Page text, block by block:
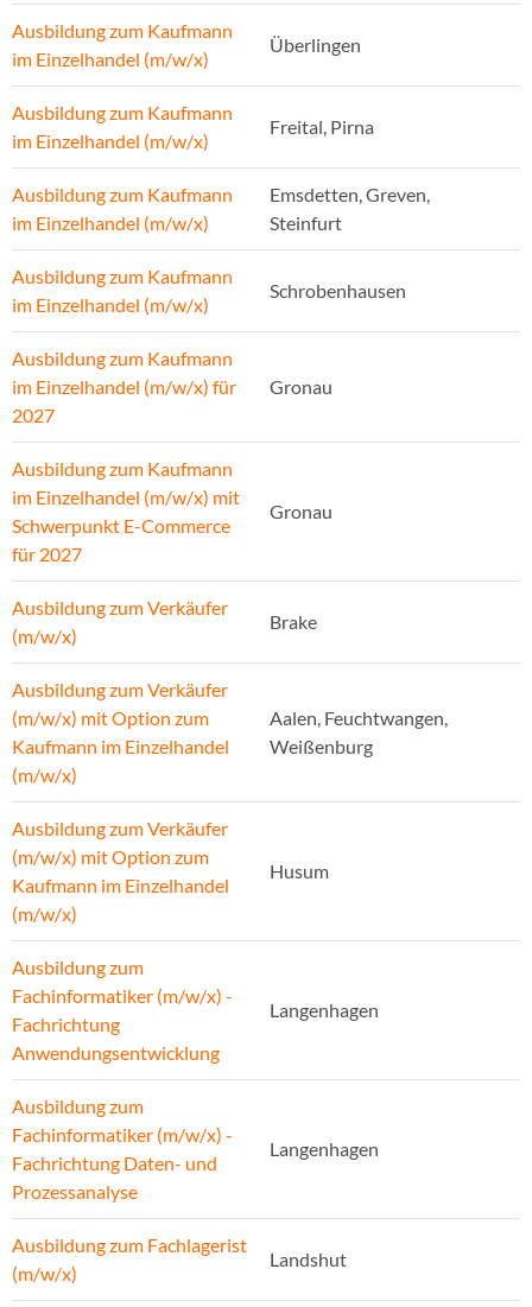
Ausbildung zum Kaufmann
im Einzelhandel (m/w/x)
Überlingen
Ausbildung zum Kaufmann
im Einzelhandel (m/w/x)
Freital, Pirna
Ausbildung zum Kaufmann
im Einzelhandel (m/w/x)
Emsdetten, Greven,
Steinfurt
Ausbildung zum Kaufmann
im Einzelhandel (m/w/x)
Schrobenhausen
Ausbildung zum Kaufmann
im Einzelhandel (m/w/x) für
2027
Gronau
Ausbildung zum Kaufmann
im Einzelhandel (m/w/x) mit
Schwerpunkt E-Commerce
für 2027
Gronau
Ausbildung zum Verkäufer
(m/w/x)
Brake
Ausbildung zum Verkäufer
(m/w/x) mit Option zum
Kaufmann im Einzelhandel
(m/w/x)
Aalen, Feuchtwangen,
Weißenburg
Ausbildung zum Verkäufer
(m/w/x) mit Option zum
Kaufmann im Einzelhandel
(m/w/x)
Husum
Ausbildung zum
Fachinformatiker (m/w/x) -
Fachrichtung
Anwendungsentwicklung
Langenhagen
Ausbildung zum
Fachinformatiker (m/w/x) -
Fachrichtung Daten- und
Prozessanalyse
Langenhagen
Ausbildung zum Fachlagerist
(m/w/x)
Landshut